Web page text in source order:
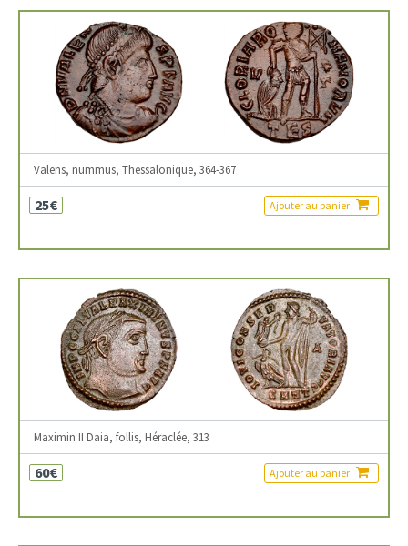
Valens, nummus, Thessalonique, 364-367
25€ Ajouter au panier
Maximin II Daia, follis, Héraclée, 313
60€ Ajouter au panier